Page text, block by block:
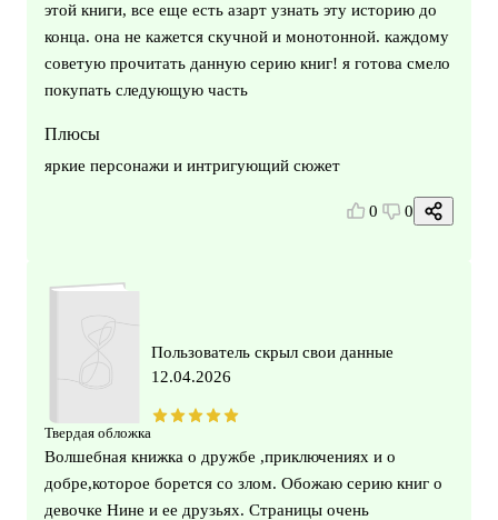
этой книги, все еще есть азарт узнать эту историю до
конца. она не кажется скучной и монотонной. каждому
советую прочитать данную серию книг! я готова смело
покупать следующую часть
Плюсы
яркие персонажи и интригующий сюжет
0 0
Твердая обложка
Пользователь скрыл свои данные
12.04.2026
Волшебная книжка о дружбе ,приключениях и о
добре,которое борется со злом. Обожаю серию книг о
девочке Нине и ее друзьях. Страницы очень